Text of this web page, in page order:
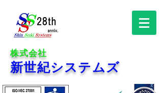
株式会社
新世紀システムズ